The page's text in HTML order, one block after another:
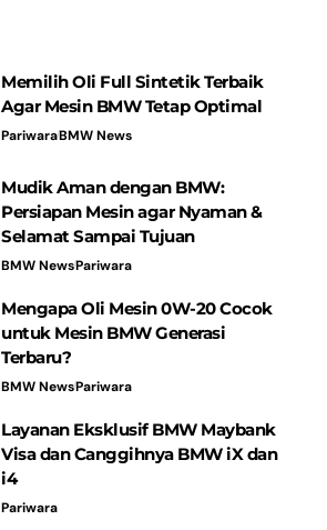
Memilih Oli Full Sintetik Terbaik
Agar Mesin BMW Tetap Optimal
PariwaraBMW News
Mudik Aman dengan BMW:
Persiapan Mesin agar Nyaman &
Selamat Sampai Tujuan
BMW NewsPariwara
Mengapa Oli Mesin 0W-20 Cocok
untuk Mesin BMW Generasi
Terbaru?
BMW NewsPariwara
Layanan Eksklusif BMW Maybank
Visa dan Canggihnya BMW iX dan
i4
Pariwara